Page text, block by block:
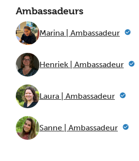
Ambassadeurs
Marina | Ambassadeur
Henriek | Ambassadeur
Laura | Ambassadeur
Sanne | Ambassadeur